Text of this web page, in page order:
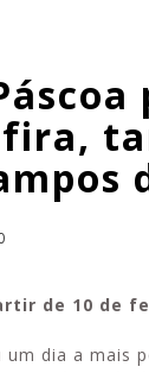
de 10 de
dia a mais